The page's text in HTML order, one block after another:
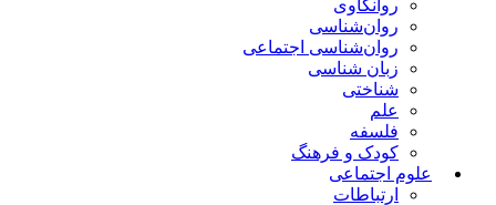
روانکاوی
روان‌شناسی
روان‌شناسی اجتماعی
زبان شناسی
شناختی
علم
فلسفه
کودک و فرهنگ
علوم اجتماعی
ارتباطات